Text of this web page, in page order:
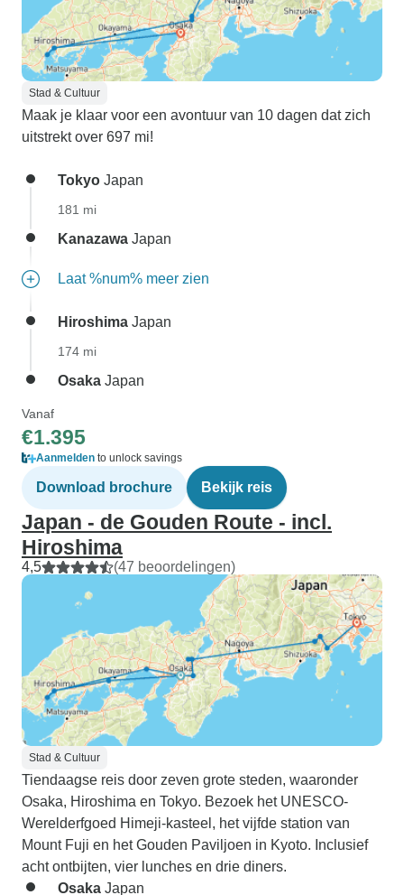
Stad & Cultuur
Maak je klaar voor een avontuur van 10 dagen dat zich
uitstrekt over 697 mi!
Tokyo Japan
181 mi
Kanazawa Japan
Laat %num% meer zien
Hiroshima Japan
174 mi
Osaka Japan
Vanaf
€1.395
Aanmelden to unlock savings
Download brochure Bekijk reis
Japan - de Gouden Route - incl.
Hiroshima
4,5 (47 beoordelingen)
Stad & Cultuur
Tiendaagse reis door zeven grote steden, waaronder
Osaka, Hiroshima en Tokyo. Bezoek het UNESCO-
Werelderfgoed Himeji-kasteel, het vijfde station van
Mount Fuji en het Gouden Paviljoen in Kyoto. Inclusief
acht ontbijten, vier lunches en drie diners.
Osaka Japan